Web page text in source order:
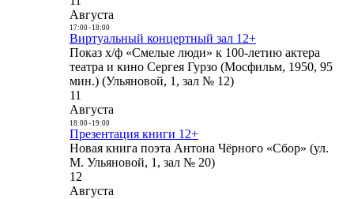
Августа
17:00- 18:00
Виртуальный концертный зал 12+
Показ х/ф «Смелые люди» к 100-летию актера
театра и кино Сергея Гурзо (Мосфильм, 1950, 95
мин.) (Ульяновой, 1, зал № 12)
11
Августа
18:00- 19:00
Презентация книги 12+
Новая книга поэта Антона Чёрного «Сбор» (ул.
М. Ульяновой, 1, зал № 20)
12
Августа